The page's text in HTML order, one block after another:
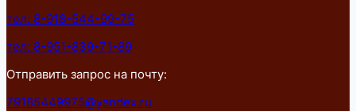
тел: 8-918-544-99-75
тел: 8-951-839-71-89
Отправить запрос на почту:
79185449975@yandex.ru